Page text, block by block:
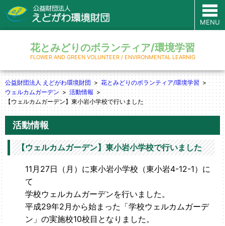
MENU
花とみどりのボランティア/環境学習
FLOWER AND GREEN VOLUNTEER / ENVIRONMENTAL LEARNIG
公益財団法人 えどがわ環境財団
花とみどりのボランティア/環境学習
ウェルカムガーデン
活動情報
【ウェルカムガーデン】東小岩小学校で行いました
活動情報
【ウェルカムガーデン】東小岩小学校で行いました
11月27日（月）に東小岩小学校（東小岩4-12-1）に
て
学校ウェルカムガーデンを行いました。
平成29年2月から始まった「学校ウェルカムガーデ
ン」の実施校10校目となりました。